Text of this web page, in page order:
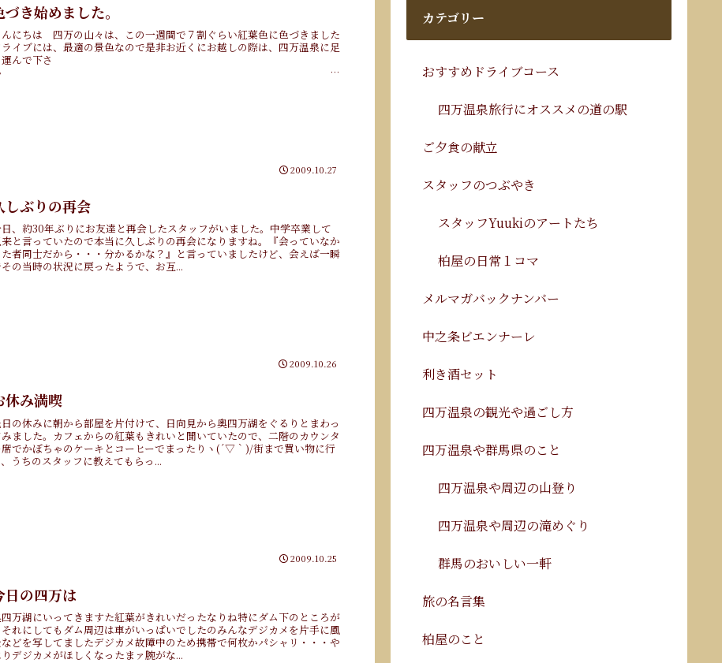
づき始めました。
んにちは 四万の山々は、この一週間で７割ぐらい紅葉色に色づきました
ライブには、最適の景色なので是非お近くにお越しの際は、四万温泉に足
んで下さ
2009.10.27
しぶりの再会
、約30年ぶりにお友達と再会したスタッフがいました。中学卒業して
と言っていたので本当に久しぶりの再会になりますね。『会っていなか
者同士だから・・・分かるかな？』と言っていましたけど、会えば一瞬
の当時の状況に戻ったようで、お互...
2009.10.26
休み満喫
の休みに朝から部屋を片付けて、日向見から奥四万湖をぐるりとまわっ
ました。カフェからの紅葉もきれいと聞いていたので、二階のカウンタ
席でかぼちゃのケーキとコーヒーでまったりヽ(´▽｀)/街まで買い物に行
、うちのスタッフに教えてもらっ...
2009.10.25
日の四万は
万湖にいってきますた紅葉がきれいだったなりね特にダム下のところが
れにしてもダム周辺は車がいっぱいでしたのみんなデジカメを片手に風
どを写してましたデジカメ故障中のため携帯で何枚かパシャリ・・・や
デジカメがほしくなったまァ腕がな...
カテゴリー
おすすめドライブコース
四万温泉旅行にオススメの道の駅
ご夕食の献立
スタッフのつぶやき
スタッフYuukiのアートたち
柏屋の日常１コマ
メルマガバックナンバー
中之条ビエンナーレ
利き酒セット
四万温泉の観光や過ごし方
四万温泉や群馬県のこと
四万温泉や周辺の山登り
四万温泉や周辺の滝めぐり
群馬のおいしい一軒
旅の名言集
柏屋のこと